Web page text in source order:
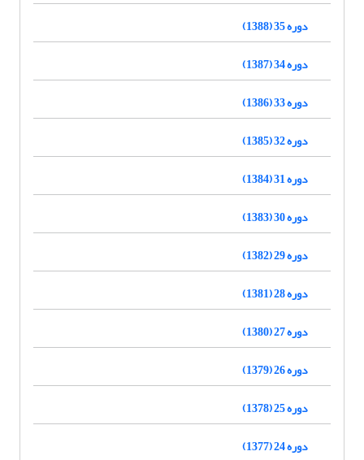
دوره 35 (1388)
دوره 34 (1387)
دوره 33 (1386)
دوره 32 (1385)
دوره 31 (1384)
دوره 30 (1383)
دوره 29 (1382)
دوره 28 (1381)
دوره 27 (1380)
دوره 26 (1379)
دوره 25 (1378)
دوره 24 (1377)